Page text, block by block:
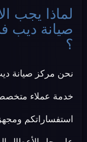
لماذا يجب
؟
خدمة عملاء
استفساراتكم